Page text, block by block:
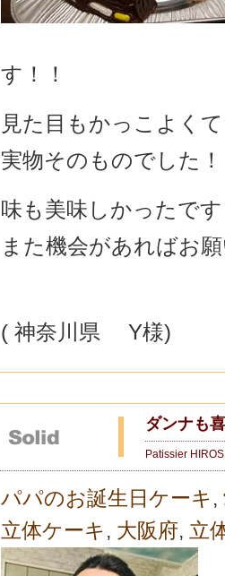
す！！
見た目もかっこよくて
実物そのものでした！
味も美味しかったで
また機会があればお
( 神奈川県 Y様)
ダンナも
Patissier
パパのお誕生日ケーキ ,
立体ケーキ , 大阪府, 立